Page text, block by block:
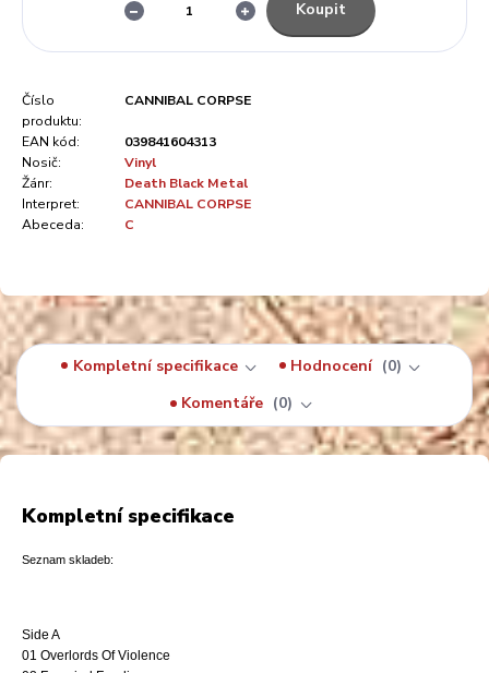
Koupit
Číslo
produktu:
CANNIBAL CORPSE
EAN kód:
039841604313
Nosič:
Vinyl
Žánr:
Death Black Metal
Interpret:
CANNIBAL CORPSE
Abeceda:
C
Kompletní specifikace Hodnocení
0
Komentáře
0
Kompletní specifikace
Seznam skladeb:
Side A
01 Overlords Of Violence